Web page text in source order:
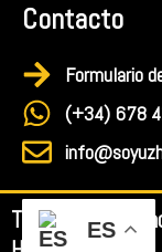
Contacto
Formulario
(+34) 678
Todos losES